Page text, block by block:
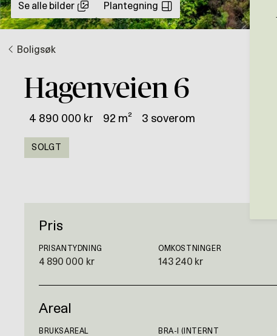
Se alle bilder Plantegning
Boligsøk
Hagenveien 6
4 890 000 kr 92 m² 3 soverom
SOLGT
Pris
PRISANTYDNING
4 890 000 kr
OMKOSTNINGER
143 240 kr
Areal
BRUKSAREAL
BRA-I (INTERNT